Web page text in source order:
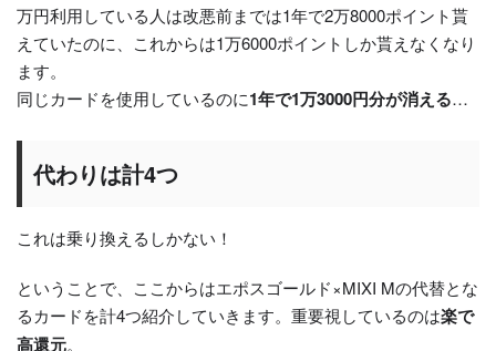
万円利用している人は改悪前までは1年で2万8000ポイント貰
えていたのに、これからは1万6000ポイントしか貰えなくなり
ます。
同じカードを使用しているのに1年で1万3000円分が消える…
代わりは計4つ
これは乗り換えるしかない！
ということで、ここからはエポスゴールド×MIXI Mの代替とな
るカードを計4つ紹介していきます。重要視しているのは楽で
高還元。